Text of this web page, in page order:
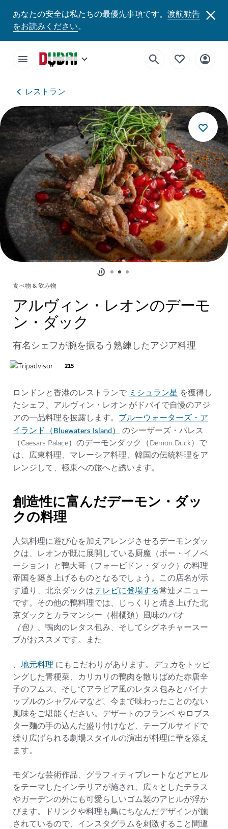
あなたの安全は私たちの最優先事項です。 渡航勧告
をお読みください。
レストラン
食べ物 & 飲み物
アルヴィン・レオンのデーモ
ン・ダック
有名シェフが腕を振るう熟練したアジア料理
215
ロンドンと香港のレストランでミシュラン星 を獲得し
たシェフ、アルヴィン・レオン がドバイで自慢のアジ
アの一品料理を披露します。 ブルーウォーターズ・ア
イランド（Bluewaters Island）のシーザーズ・パレス
（Caesars Palace）のデーモンダック（Demon Duck）で
は、広東料理、マレーシア料理、韓国の伝統料理をア
レンジして、極東への旅へと誘います。
創造性に富んだデーモン・ダッ
クの料理
人気料理に遊び心を加えアレンジさせるデーモンダッ
クは、レオンが既に展開している厨魔（ボー・イノベ
ーション）と鴨大哥（フォービドン・ダック）の料理
帝国を築き上げるものとなるでしょう。この店名が示
す通り、北京ダックはテレビに登場する常連メニュー
です。その他の鴨料理では、じっくりと焼き上げた北
京ダックとカラマンシー（柑橘類）風味のパオ
（包） 、鴨肉のレタス包み、そしてシグネチャースー
プがおススメです。また
、 地元料理 にもこだわりがあります。 デュカをトッピ
ングした青梗菜、カリカリの鴨肉を散りばめた赤唐辛
子のフムス、そしてアラビア風のレタス包みとパイナ
ップルのシャワルマなど、 今まで味わったことのない
風味をご堪能ください。デザートのフランベ やロブス
ター麺の手の込んだ盛り付けなど、テーブルサイドで
繰り広げられる劇場スタイルの演出が料理に華を添え
ます。
モダンな芸術作品、グラフィティプレートなどアヒル
をテーマしたインテリアが施され、広々としたテラス
やガーデンの外にも可愛らしいゴム製のアヒルが浮か
びます。ドリンクや料理も鳥にちなんだデザインが施
されているので、インスタグラムを刺激すること間違